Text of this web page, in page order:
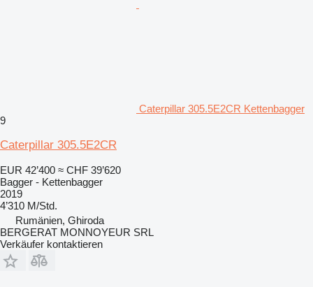
Caterpillar 305.5E2CR Kettenbagger
9
Caterpillar 305.5E2CR
EUR 42’400 ≈ CHF 39’620
Bagger - Kettenbagger
2019
4’310 M/Std.
Rumänien, Ghiroda
BERGERAT MONNOYEUR SRL
Verkäufer kontaktieren